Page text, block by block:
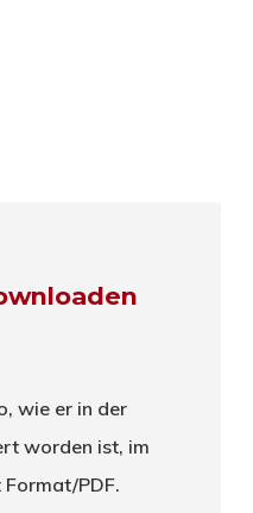
wie er in der
worden ist, im
PDF.